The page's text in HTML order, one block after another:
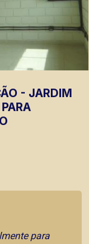
- JARDIM
para